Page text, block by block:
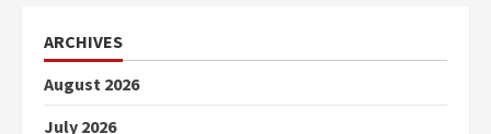
ARCHIVES
August 2026
July 2026